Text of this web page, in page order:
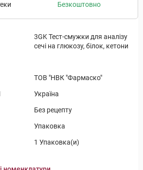
Безкоштовно
3GK Тест-смужки для аналізу
сечі на глюкозу, білок, кетони
ТОВ "НВК "Фармаско"
Україна
Без рецепту
Упаковка
1 Упаковка(и)